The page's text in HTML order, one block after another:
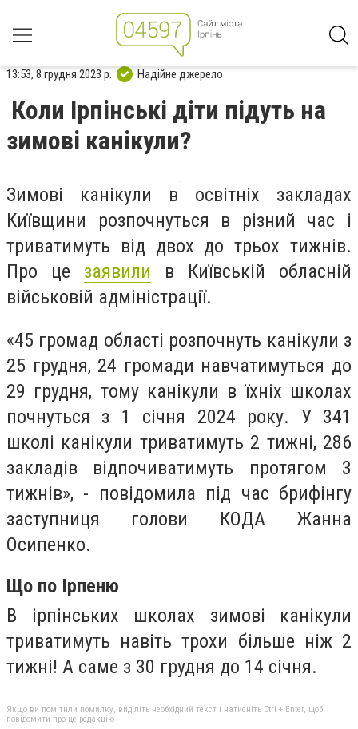
13:53, 8 грудня 2023 р. Надійне джерело
Коли Ірпінські діти підуть на
зимові канікули?
Зимові канікули в освітніх закладах
Київщини розпочнуться в різний час і
триватимуть від двох до трьох тижнів.
Про це заявили в Київській обласній
військовій адміністрації.
«45 громад області розпочнуть канікули з
25 грудня, 24 громади навчатимуться до
29 грудня, тому канікули в їхніх школах
почнуться з 1 січня 2024 року. У 341
школі канікули триватимуть 2 тижні, 286
закладів відпочиватимуть протягом 3
тижнів», - повідомила під час брифінгу
заступниця голови КОДА Жанна
Осипенко.
Що по Ірпеню
В ірпінських школах зимові канікули
триватимуть навіть трохи більше ніж 2
тижні! А саме з 30 грудня до 14 січня.
Якщо ви помітили помилку, виділіть необхідний текст і натисніть Ctrl + Enter, щоб
повідомити про це редакцію